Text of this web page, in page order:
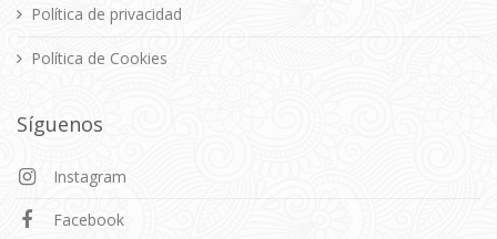
Política de privacidad
Política de Cookies
Síguenos
Instagram
Facebook